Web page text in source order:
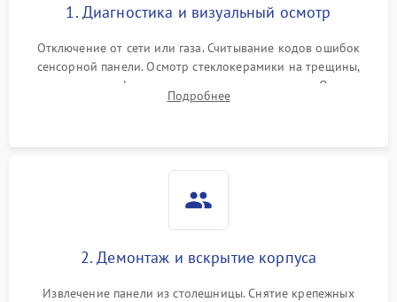
1. Диагностика и визуальный осмотр
Отключение от сети или газа. Считывание кодов ошибок
сенсорной панели. Осмотр стеклокерамики на трещины,
проверка конфорок на равномерность нагрева. Опрос
клиента о симптомах (не включается, не видит посуду,
Подробнее
2. Демонтаж и вскрытие корпуса
Извлечение панели из столешницы. Снятие крепежных